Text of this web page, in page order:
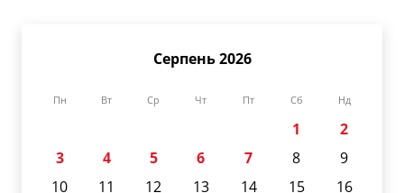
Серпень 2026
Пн Вт Ср Чт Пт Сб Нд
1
2
3
4 5 6 7 8
9
10
11 12 13 14 15
16